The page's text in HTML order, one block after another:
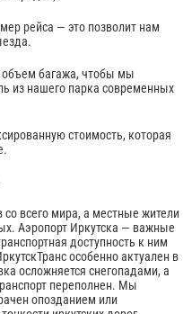
рейса — это позволит нам
объем багажа, чтобы мы
из нашего парка современных
стоимость, которая
со всего мира, а местные жители
Аэропорт Иркутска — важные
доступность к ним
особенно актуален в
осложняется снегопадами, а
переполнен. Мы
опозданием или